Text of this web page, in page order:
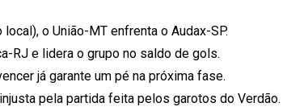
o União-MT enfrenta o Audax-SP.
RJ e lidera o grupo no saldo de gols.
já garante um pé na próxima fase.
pela partida feita pelos garotos do Verdão.